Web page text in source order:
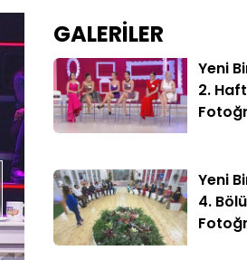
GALERİLER
Yeni
2.
Yeni
4.